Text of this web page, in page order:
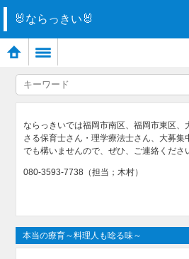
🐰ならっきい🐰
ならっきいでは福岡市南区、福岡市東区、
さる保育士さん・理学療法士さん、大募集
でも構いませんので、ぜひ、ご連絡くだ
080-3593-7738（担当；木村）
本当の療育～料理人も唸る味～